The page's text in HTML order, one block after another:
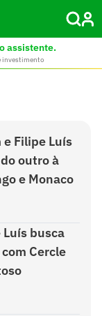
assistente.
investimento
Filipe Luís
outro à
e Monaco
Luís busca
Cercle